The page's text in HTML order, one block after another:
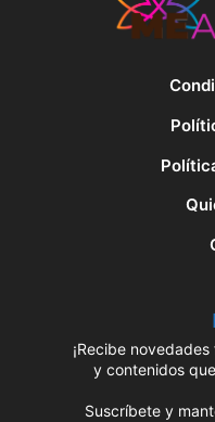
¡Recibe
y contenidos
Suscríbete y